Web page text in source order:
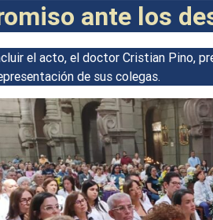
ante los
el acto, el doctor Cristian Pino,
de sus colegas.